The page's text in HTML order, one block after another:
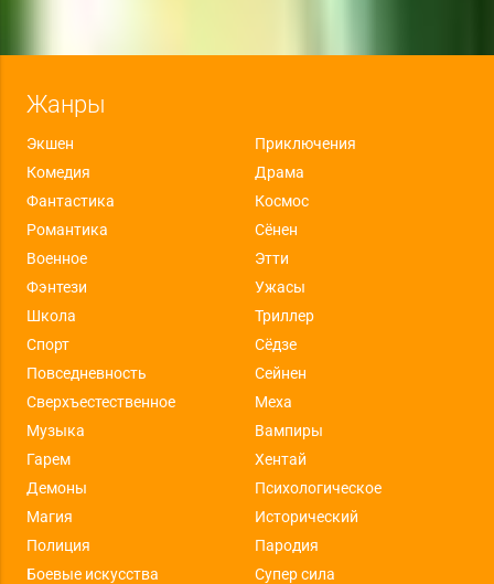
Жанры
Экшен
Приключения
Комедия
Драма
Фантастика
Космос
Романтика
Сёнен
Военное
Этти
Фэнтези
Ужасы
Школа
Триллер
Спорт
Сёдзе
Повседневность
Сейнен
Сверхъестественное
Меха
Музыка
Вампиры
Гарем
Хентай
Демоны
Психологическое
Магия
Исторический
Полиция
Пародия
Боевые искусства
Супер сила